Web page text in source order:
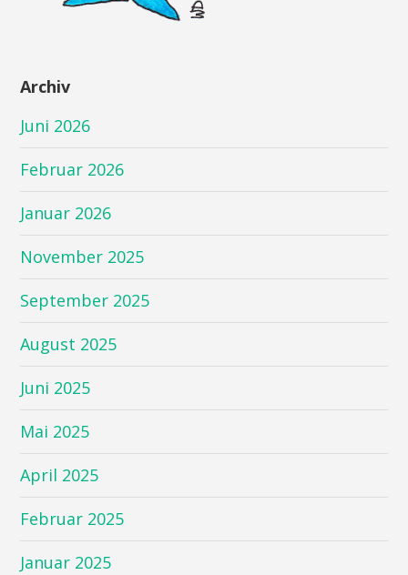
Archiv
Juni 2026
Februar 2026
Januar 2026
November 2025
September 2025
August 2025
Juni 2025
Mai 2025
April 2025
Februar 2025
Januar 2025